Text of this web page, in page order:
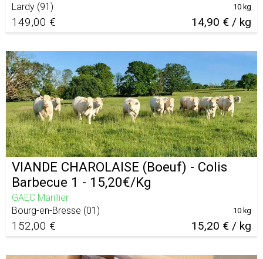
Lardy (91 )
149,00 € 14,90 € / kg
10 kg
VIANDE CHAROLAISE (Boeuf) - Colis
Barbecue 1 - 15,20€/Kg
GAEC Marillier
Bourg-en-Bresse (01 )
152,00 € 15,20 € / kg
10 kg